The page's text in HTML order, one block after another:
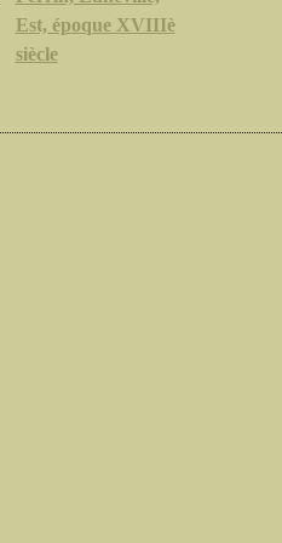
Est, époque XVIIIè
siècle